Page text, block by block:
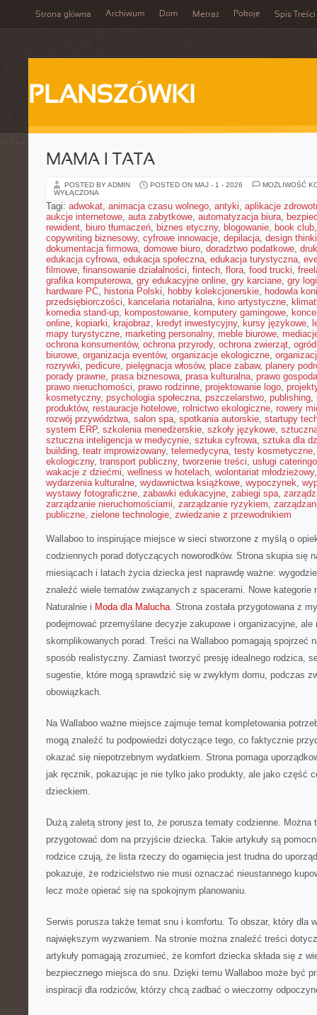
Strona główna Archiwum Dom Metraż Pokoje Spis Treści
PLANSZÓWKI
MAMA I TATA
POSTED BY ADMIN POSTED ON MAJ - 1 - 2026
MOŻLIWOŚĆ
WYŁĄCZONA
Tagi: adwokat, animacja czasu wolnego, antyki, aplikacje
aukcje internetowe, auta zabytkowe, automatyzacja biura,
rewident, biuro tłumaczeń, biznes etyczny, blogowanie, book club
copywriting biznesowy, cyfrowe innowacje, depilacja, design
dokumentacja firmowa, domowe biuro, doradztwo podatkowe,
edukacja cyfrowa, edukacja społeczna, edukacja turystyczna,
filmowe, finansowanie działalności, fintech, flora, food trucki,
grafika komputerowa, gry edukacyjne online, gry karciane, gry
hardware PC, historia Polski, hobby kolekcjonerskie, hodowla koni
przedsiębiorczości, kancelaria notarialna, kino artystyczne,
komedia stand-up, kompostowanie, komputery gamingowe,
online, kopiarki, krajobraz, kredyt inwestycyjny, kursy językowe,
mapy turystyczne, marketing personalny, meble biurowe,
ochrona konsumentów, ochrona przyrody, ochrona zwierząt,
biurowe, organizacja eventów, organizacje ekologiczne,
rozrywki, pedicure, pielęgnacja włosów, place zabaw, planery
porady prawne, prasa biznesowa, prasa kulturalna, prawo
prawo nieruchomości, prawo rodzinne, projektowanie logo,
kosmetyczny, psychologia społeczna, pszczelarstwo, publishing,
produktów, restauracje hotelowe, rolnictwo ekologiczne, rowery
rozwój przywództwa, salon spa, spotkania autorskie, startupy
system ERP, szkolenia menedżerskie, szkoły językowe,
sztuczna inteligencja w medycynie, sztuka cyfrowa, sztuka dla
building, teatr improwizowany, telemedycyna, testy kosmetyczne
ekologiczny, transport publiczny, tworzenie treści, usługi
wakacje z dziećmi, wellness w hotelach, wolontariat młodzieżowy
wydarzenia kulturalne, wydawnictwa książkowe, wypoczynek,
wystawy fotograficzne, zabawki edukacyjne, zabiegi spa,
zarządzanie nieruchomościami, zarządzanie ryzykiem,
publiczne, zielone technologie, zwiedzanie z przewodnikiem
Wallaboo to inspirujące miejsce w sieci stworzone z myślą o
codziennych porad dotyczących noworodków. Strona skupia się
miesiącach i latach życia dziecka jest naprawdę ważne:
znaleźć wiele tematów związanych z spacerami. Nowe kategorie
Naturalnie i Moda dla Malucha. Strona została przygotowana z
podejmować przemyślane decyzje zakupowe i organizacyjne, ale
skomplikowanych porad. Treści na Wallaboo pomagają spojrzeć
sposób realistyczny. Zamiast tworzyć presję idealnego rodzica,
sugestie, które mogą sprawdzić się w zwykłym domu, podczas
obowiązkach.
Na Wallaboo ważne miejsce zajmuje temat kompletowania
mogą znaleźć tu podpowiedzi dotyczące tego, co faktycznie
okazać się niepotrzebnym wydatkiem. Strona pomaga
jak ręcznik, pokazując je nie tylko jako produkty, ale jako część
dzieckiem.
Dużą zaletą strony jest to, że porusza tematy codzienne.
przygotować dom na przyjście dziecka. Takie artykuły są
rodzice czują, że lista rzeczy do ogarnięcia jest trudna do
pokazuje, że rodzicielstwo nie musi oznaczać nieustannego
lecz może opierać się na spokojnym planowaniu.
Serwis porusza także temat snu i komfortu. To obszar, który dla
największym wyzwaniem. Na stronie można znaleźć treści
artykuły pomagają zrozumieć, że komfort dziecka składa się z
bezpiecznego miejsca do snu. Dzięki temu Wallaboo może być
inspiracji dla rodziców, którzy chcą zadbać o wieczorny